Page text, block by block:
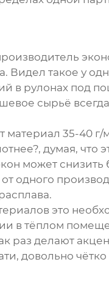
Видел такое у
в рулонахпод
сырьё
материал 35-40 г/
думая, что
может
одного
это
в тёплом
раз делают
довольно